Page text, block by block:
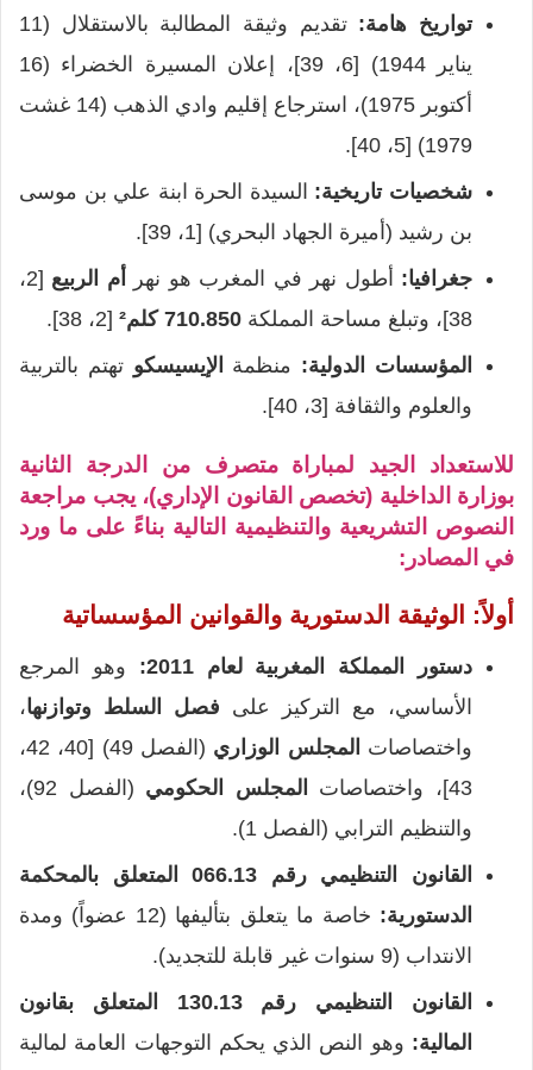
تواريخ هامة:
تقديم وثيقة المطالبة بالاستقلال (11
يناير 1944) [6، 39]، إعلان المسيرة الخضراء (16
أكتوبر 1975)، استرجاع إقليم وادي الذهب (14 غشت
1979) [5، 40].
شخصيات تاريخية: السيدة الحرة ابنة علي بن موسى
بن رشيد (أميرة الجهاد البحري) [1، 39].
جغرافيا: أطول نهر في المغرب هو نهر أم الربيع
[2،
38]، وتبلغ مساحة المملكة
710.850 كلم²
[2، 38].
المؤسسات الدولية: منظمة الإيسيسكو تهتم بالتربية
والعلوم والثقافة [3، 40].
للاستعداد الجيد لمباراة متصرف من الدرجة الثانية
بوزارة الداخلية (تخصص القانون الإداري)، يجب مراجعة
النصوص التشريعية والتنظيمية التالية بناءً على ما ورد
في المصادر:
أولاً: الوثيقة الدستورية والقوانين المؤسساتية
دستور المملكة المغربية لعام 2011:
وهو المرجع
الأساسي، مع التركيز على فصل السلط وتوازنها،
واختصاصات المجلس الوزاري
(الفصل 49) [40، 42،
43]، واختصاصات
المجلس الحكومي
(الفصل 92)،
والتنظيم الترابي (الفصل 1).
القانون التنظيمي رقم 066.13 المتعلق بالمحكمة
الدستورية:
خاصة ما يتعلق بتأليفها (12 عضواً) ومدة
الانتداب (9 سنوات غير قابلة للتجديد).
القانون التنظيمي رقم 130.13 المتعلق بقانون
المالية: وهو النص الذي يحكم التوجهات العامة لمالية